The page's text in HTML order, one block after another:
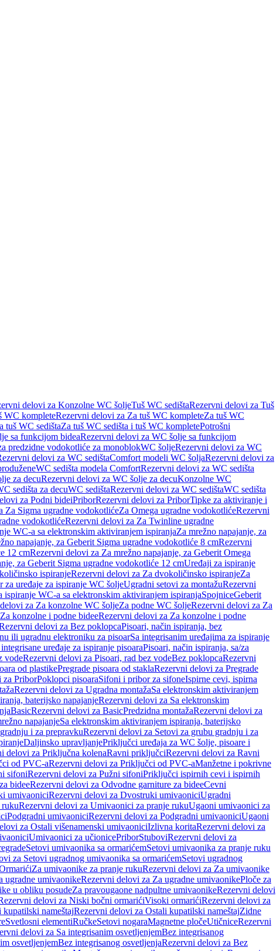
delovi za Konzolne WC šoljeTuš WC sedištaRezervni delovi za Tuš
WC kompleteRezervni delovi za Za tuš WC kompleteZa tuš WC
tuš WC sedištaZa tuš WC sedišta i tuš WC kompletePotrošni
sa funkcijom bideaRezervni delovi za WC šolje sa funkcijom
predzidne vodokotliće za monoblokWC šoljeRezervni delovi za WC
delovi za WC sedištaComfort modeli WC šoljaRezervni delovi za
WC sedišta modela ComfortRezervni delovi za WC sedišta
za decuRezervni delovi za WC šolje za decuKonzolne WC
sedišta za decuWC sedištaRezervni delovi za WC sedištaWC sedišta
za Podni bideiPriborRezervni delovi za PriborTipke za aktiviranje i
Za Sigma ugradne vodokotlićeZa Omega ugradne vodokotlićeRezervni
vodokotlićeRezervni delovi za Za Twinline ugradne
WC-a sa elektronskim aktiviranjem ispiranjaZa mrežno napajanje, za
napajanje, za Geberit Sigma ugradne vodokotliće 8 cmRezervni
12 cmRezervni delovi za Za mrežno napajanje, za Geberit Omega
za Geberit Sigma ugradne vodokotliće 12 cmUređaji za ispiranje
ispiranjeRezervni delovi za Za dvokoličinsko ispiranjeZa
za uređaje za ispiranje WC šoljeUgradni setovi za montažuRezervni
ispiranje WC-a sa elektronskim aktiviranjem ispiranjaSpojniceGeberit
za Za konzolne WC šoljeZa podne WC šoljeRezervni delovi za Za
Za konzolne i podne bideeRezervni delovi za Za konzolne i podne
delovi za Bez poklopcaPisoari, način ispiranja, bez
ili ugradnu elektroniku za pisoarSa integrisanim uređajima za ispiranje
uređaje za ispiranje pisoaraPisoari, način ispiranja, sa/za
vodeRezervni delovi za Pisoari, rad bez vodeBez poklopcaRezervni
od plastikePregrade pisoara od staklaRezervni delovi za Pregrade
za PriborPoklopci pisoaraSifoni i pribor za sifoneIspirne cevi, ispirna
Rezervni delovi za Ugradna montažaSa elektronskim aktiviranjem
baterijsko napajanjeRezervni delovi za Sa elektronskim
BasicRezervni delovi za BasicPredzidna montažaRezervni delovi za
napajanjeSa elektronskim aktiviranjem ispiranja, baterijsko
i za prepravkuRezervni delovi za Setovi za grubu gradnju i za
Daljinsko upravljanjePriključci uređaja za WC šolje, pisoare i
delovi za Priključna kolenaRavni priključciRezervni delovi za Ravni
od PVC-aRezervni delovi za Priključci od PVC-aManžetne i pokrivne
sifoniRezervni delovi za Pužni sifoniPriključci ispirnih cevi i ispirnih
bideeRezervni delovi za Odvodne garniture za bideeCevni
umivaoniciRezervni delovi za Dvostruki umivaoniciUgradni
Rezervni delovi za Umivaonici za pranje rukuUgaoni umivaonici za
Podgradni umivaoniciRezervni delovi za Podgradni umivaoniciUgaoni
za Ostali višenamenski umivaoniciIzlivna koritaRezervni delovi za
Umivaonici za učionicePriborStuboviRezervni delovi za
Setovi umivaonika sa ormarićemSetovi umivaonika za pranje ruku
za Setovi ugradnog umivaonika sa ormarićemSetovi ugradnog
Za umivaonike za pranje rukuRezervni delovi za Za umivaonike
ugradne umivaonikeRezervni delovi za Za ugradne umivaonikePloče za
u obliku posudeZa pravougaone nadpultne umivaonikeRezervni delovi
delovi za Niski bočni ormarićiVisoki ormarićiRezervni delovi za
kupatilski nameštajRezervni delovi za Ostali kupatilski nameštajZidne
Svetlosni elementiRučkeSetovi nogaraMagnetne pločeUtičniceRezervni
delovi za Sa integrisanim osvetljenjemBez integrisanog
osvetljenjemBez integrisanog osvetljenjaRezervni delovi za Bez